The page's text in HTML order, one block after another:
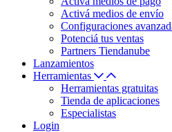
Activá medios de envío
Configuraciones
Potenciá tus ventas
Partners Tiendanube
Lanzamientos
Herramientas
Herramientas gratuitas
Tienda de aplicaciones
Especialistas
Login